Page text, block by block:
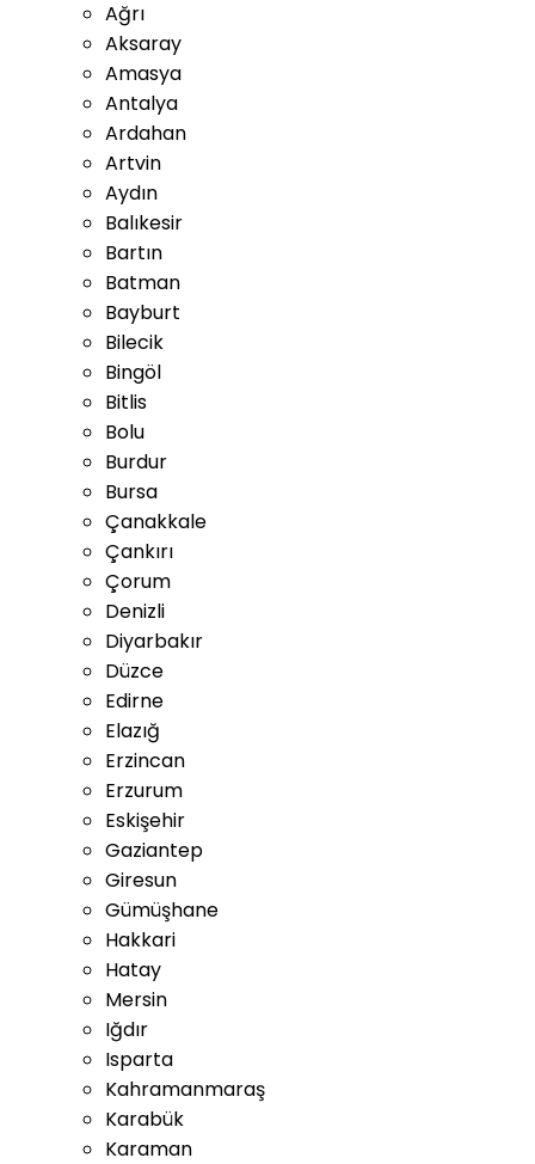
Ağrı
Aksaray
Amasya
Antalya
Ardahan
Artvin
Aydın
Balıkesir
Bartın
Batman
Bayburt
Bilecik
Bingöl
Bitlis
Bolu
Burdur
Bursa
Çanakkale
Çankırı
Çorum
Denizli
Diyarbakır
Düzce
Edirne
Elazığ
Erzincan
Erzurum
Eskişehir
Gaziantep
Giresun
Gümüşhane
Hakkari
Hatay
Mersin
Iğdır
Isparta
Kahramanmaraş
Karabük
Karaman